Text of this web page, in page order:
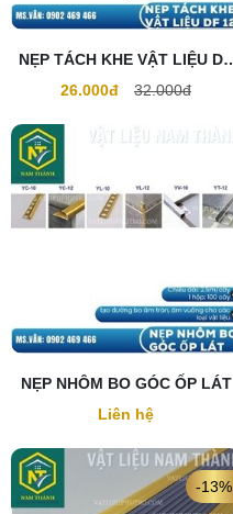
NẸP TÁCH KHE VẬT LIỆU DF
12
26.000đ 32.000đ
NẸP NHÔM BO GÓC ỐP LÁT
Liên hệ
-13%